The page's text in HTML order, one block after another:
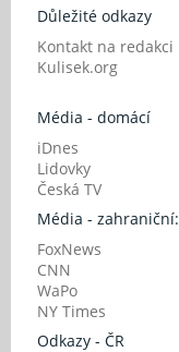
Důležité odkazy
Kontakt na redakci
Kulisek.org
Média - domácí
iDnes
Lidovky
Česká TV
Média - zahraniční:
FoxNews
CNN
WaPo
NY Times
Odkazy - ČR